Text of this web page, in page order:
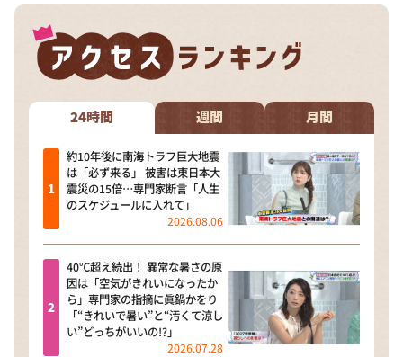
24時間 週間 月間
約10年後に南海トラフ巨大地震
は「必ず来る」 被害は東日本大
震災の15倍…専門家断言「人生
のスケジュールに入れて」
2026.08.06
40℃超え続出！ 異常な暑さの原
因は「空気がきれいになったか
ら」専門家の指摘に眞鍋かをり
「“きれいで暑い”と“汚くて涼し
い”どっちがいいの!?」
2026.07.28